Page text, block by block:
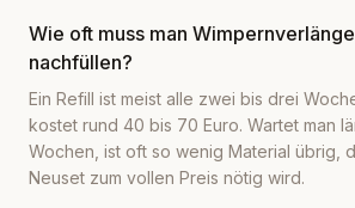
Wie oft muss man
nachfüllen?
Ein Refill ist meist alle zwei bis drei
kostet rund 40 bis 70 Euro. Wartet man
Wochen, ist oft so wenig Material übrig,
Neuset zum vollen Preis nötig wird.